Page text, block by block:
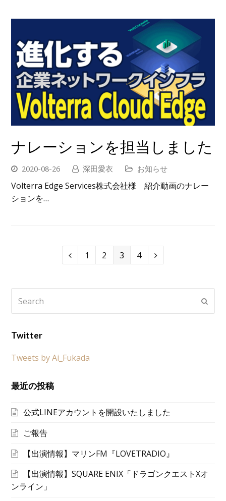
ナレーションを担当しました
2020-08-26 深田愛衣 お知らせ
Volterra Edge Services株式会社様 紹介動画のナレー
ションを…
PreviousPage
1 Page
2 Page
3 Page
4 Next
Twitter
Tweets by Ai_Fukada
最近の投稿
公式LINEアカウントを開設いたしました
ご報告
【出演情報】マリンFM『LOVETRADIO』
【出演情報】SQUARE ENIX「ドラゴンクエストXオ
ンライン」